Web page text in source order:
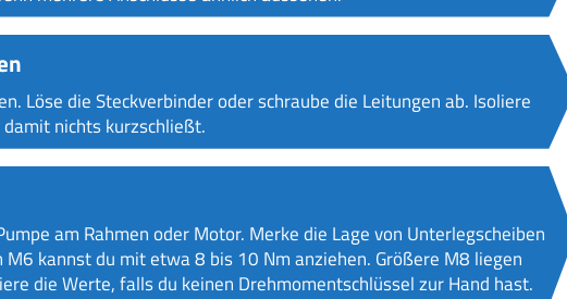
Löse die Steckverbinder oder schraube die Leitungen ab. Isoliere
nichts kurzschließt.
am Rahmen oder Motor. Merke die Lage von Unterlegscheiben
M6 kannst du mit etwa 8 bis 10 Nm anziehen. Größere M8 liegen
die Werte, falls du keinen Drehmomentschlüssel zur Hand hast.